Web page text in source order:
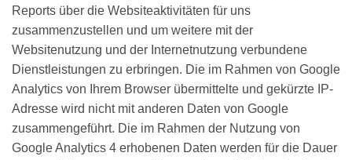
Reports über die Websiteaktivitäten für uns
zusammenzustellen und um weitere mit der
Websitenutzung und der Internetnutzung verbundene
Dienstleistungen zu erbringen. Die im Rahmen von Google
Analytics von Ihrem Browser übermittelte und gekürzte IP-
Adresse wird nicht mit anderen Daten von Google
zusammengeführt. Die im Rahmen der Nutzung von
Google Analytics 4 erhobenen Daten werden für die Dauer